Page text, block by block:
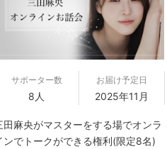
サポーター数
8人
お届け予定日
2025年11月
田麻央がマスターをする場でオンラ
ンでトークができる権利(限定8名)